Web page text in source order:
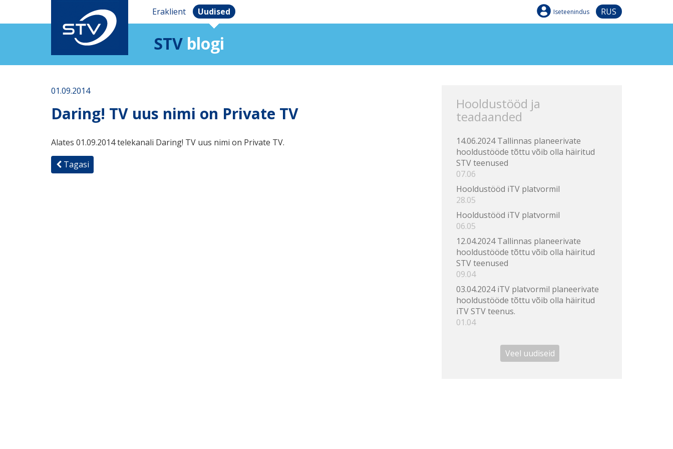
Eraklient Uudised Iseteenindus RUS
STV blogi
01.09.2014
Daring! TV uus nimi on Private TV
Alates 01.09.2014 telekanali Daring! TV uus nimi on Private TV.
Tagasi
Hooldustööd ja
teadaanded
14.06.2024 Tallinnas planeerivate
hooldustööde tõttu võib olla häiritud
STV teenused
07.06
Hooldustööd iTV platvormil
28.05
Hooldustööd iTV platvormil
06.05
12.04.2024 Tallinnas planeerivate
hooldustööde tõttu võib olla häiritud
STV teenused
09.04
03.04.2024 iTV platvormil planeerivate
hooldustööde tõttu võib olla häiritud
iTV STV teenus.
01.04
Veel uudiseid